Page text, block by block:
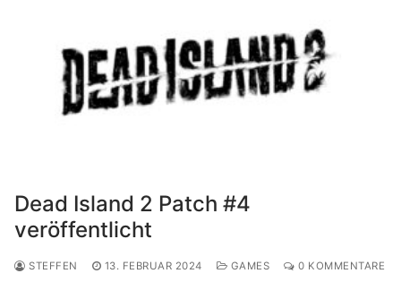
Dead Island 2 Patch #4
veröffentlicht
STEFFEN 13. FEBRUAR 2024 GAMES 0 KOMMENTARE